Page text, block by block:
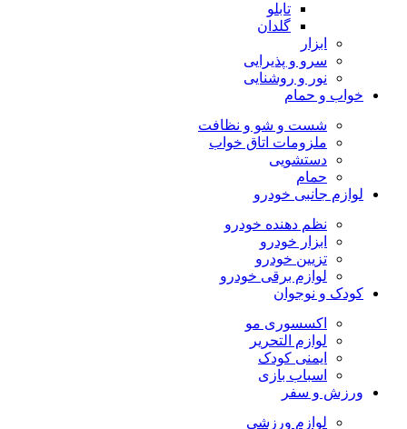
تابلو
گلدان
ابزار
سرو و پذیرایی
نور و روشنایی
خواب و حمام
شست و شو و نظافت
ملزومات اتاق خواب
دستشویی
حمام
لوازم جانبی خودرو
نظم دهنده خودرو
ابزار خودرو
تزیین خودرو
لوازم برقی خودرو
کودک و نوجوان
اکسسوری مو
لوازم التحریر
ایمنی کودک
اسباب بازی
ورزش و سفر
لوازم ورزشی